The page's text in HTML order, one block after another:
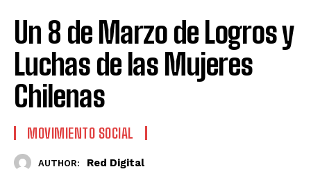
Un 8 de Marzo de Logros y
Luchas de las Mujeres
Chilenas
MOVIMIENTO SOCIAL
AUTHOR: Red Digital